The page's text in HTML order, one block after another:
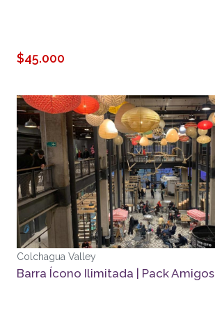
$45.000
Colchagua Valley
Barra Ícono Ilimitada | Pack Amigos